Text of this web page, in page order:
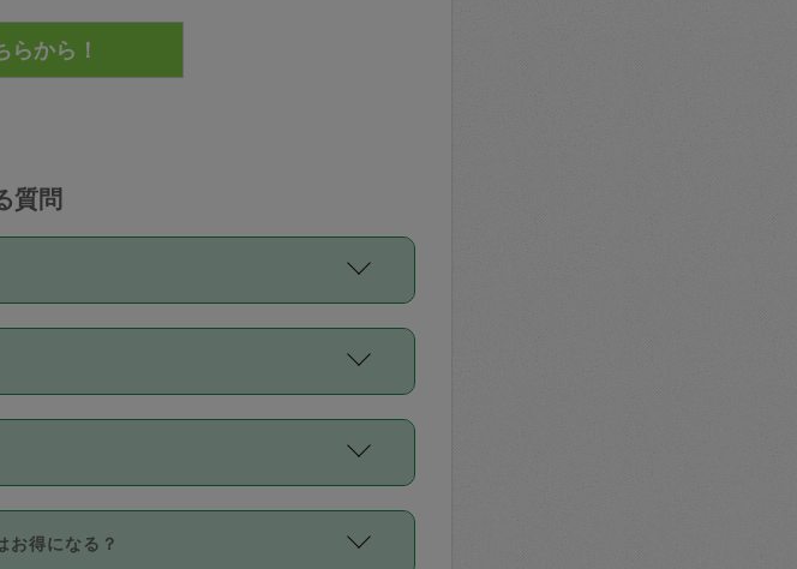
質問
頼したい場合は、延長機能をご利用くださ
事前に相談し、合意の上事前申請すること
等はございません。
格を選んで設定しています。
レビュー件数、レビューの平均値、などで
になっています。
／JCB／AMERICAN EXPRESS／Diners
お得になる？